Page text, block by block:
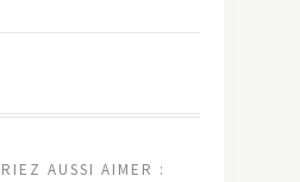
AUSSI AIMER :